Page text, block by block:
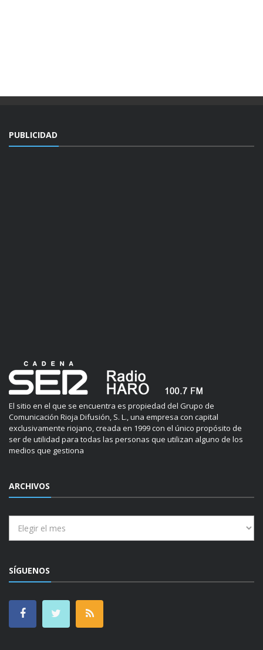
PUBLICIDAD
El sitio en el que se encuentra es propiedad del Grupo de
Comunicación Rioja Difusión, S. L., una empresa con capital
exclusivamente riojano, creada en 1999 con el único propósito de
ser de utilidad para todas las personas que utilizan alguno de los
medios que gestiona
ARCHIVOS
SÍGUENOS